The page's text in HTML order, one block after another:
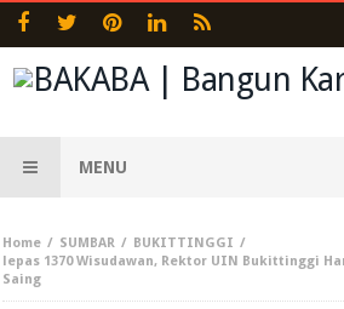
MENU
Home SUMBAR
BUKITTINGGI
lepas 1370 Wisudawan, Rektor UIN Bukittinggi
Saing